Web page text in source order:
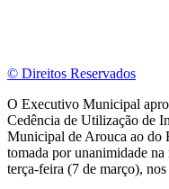
© Direitos Reservados
O Executivo Municipal
Cedência de Utilização de
Municipal de Arouca ao do
tomada por unanimidade na
terça-feira (7 de março),